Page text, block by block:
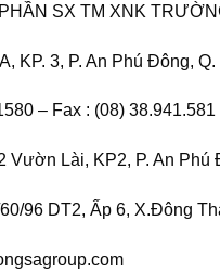
SX TM XNK
KP. 3, P. An Phú Đông, Q.
– Fax : (08) 38.941.581
Vườn Lài, KP2, P. An Phú
96 DT2, Ấp 6, X.Đông